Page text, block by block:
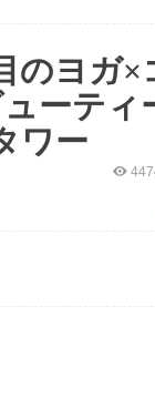
のヨガ×
ーティ
ワー